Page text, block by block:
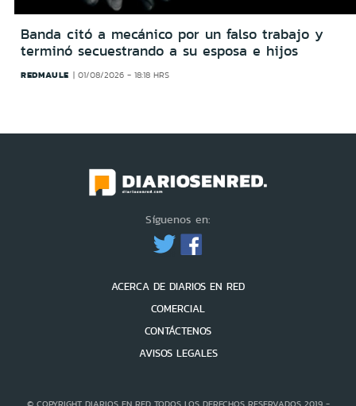
Banda citó a mecánico por un falso trabajo y
terminó secuestrando a su esposa e hijos
REDMAULE 01/08/2026 - 18:18 HRS
Síguenos en:
ACERCA DE DIARIOS EN RED
COMERCIAL
CONTÁCTENOS
AVISOS LEGALES